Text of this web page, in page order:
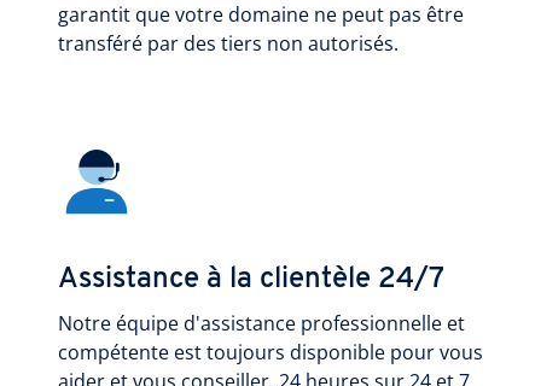
garantit que votre domaine ne peut pas être
transféré par des tiers non autorisés.
Assistance à la clientèle 24/7
Notre équipe d'assistance professionnelle et
compétente est toujours disponible pour vous